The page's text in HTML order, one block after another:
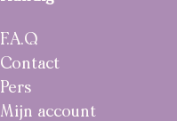
F.A.Q
Contact
Pers
Mijn account